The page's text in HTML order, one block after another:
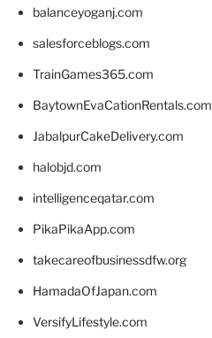
balanceyoganj.com
salesforceblogs.com
TrainGames365.com
BaytownEvaCationRentals.com
JabalpurCakeDelivery.com
halobjd.com
intelligenceqatar.com
PikaPikaApp.com
takecareofbusinessdfw.org
HamadaOfJapan.com
VersifyLifestyle.com